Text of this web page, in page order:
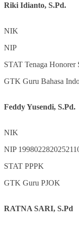
Riki Idianto, S.Pd.
NIK
NIP
STAT Tenaga Honorer
GTK Guru Bahasa
Feddy Yusendi, S.Pd.
NIK
NIP
STAT PPPK
GTK Guru PJOK
RATNA SARI, S.Pd